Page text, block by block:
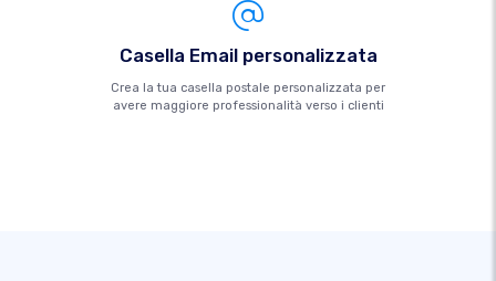
Casella Email personalizzata
Crea la tua casella postale personalizzata per
avere maggiore professionalità verso i clienti